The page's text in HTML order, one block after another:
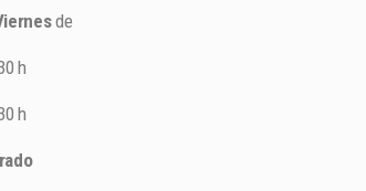
de
h
h